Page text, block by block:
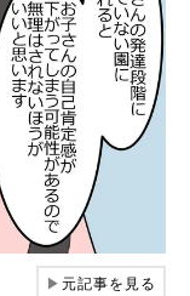
▶元記事を見る